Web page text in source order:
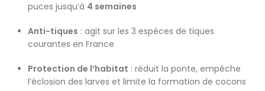
puces jusqu’à 4 semaines
Anti-tiques : agit sur les 3 espèces de tiques
courantes en France
Protection de l’habitat : réduit la ponte, empêche
l’éclosion des larves et limite la formation de cocons